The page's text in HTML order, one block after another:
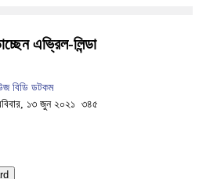
এভ্রিল-লিন্ডা
বিডি ডটকম
১৩ জুন ২০২১ ৩৪৫